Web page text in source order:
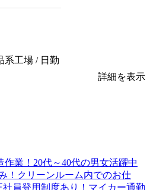
系工場 / 日勤
詳細を表示